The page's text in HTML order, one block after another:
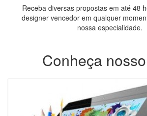
Receba diversas propostas em até 48
designer vencedor em qualquer
nossa especialidade.
Conheça